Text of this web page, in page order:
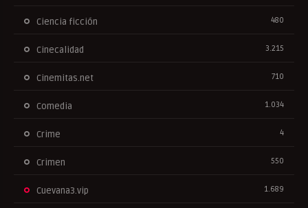
Ciencia ficción 480
Cinecalidad 3.215
Cinemitas.net 710
Comedia 1.034
Crime 4
Crimen 550
Cuevana3.vip 1.689